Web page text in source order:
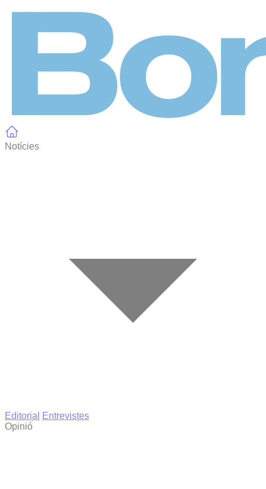
Notícies
Editorial
Entrevistes
Opinió